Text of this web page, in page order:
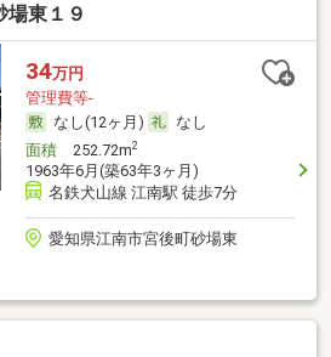
場東１９
34万円
管理費等-
なし(12ヶ月)
なし
面積252.72m2
1963年6月(築63年3ヶ月)
名鉄犬山線 江南駅 徒歩7分
愛知県江南市宮後町砂場東